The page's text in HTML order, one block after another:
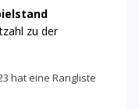
zu der
hat eine Rangliste